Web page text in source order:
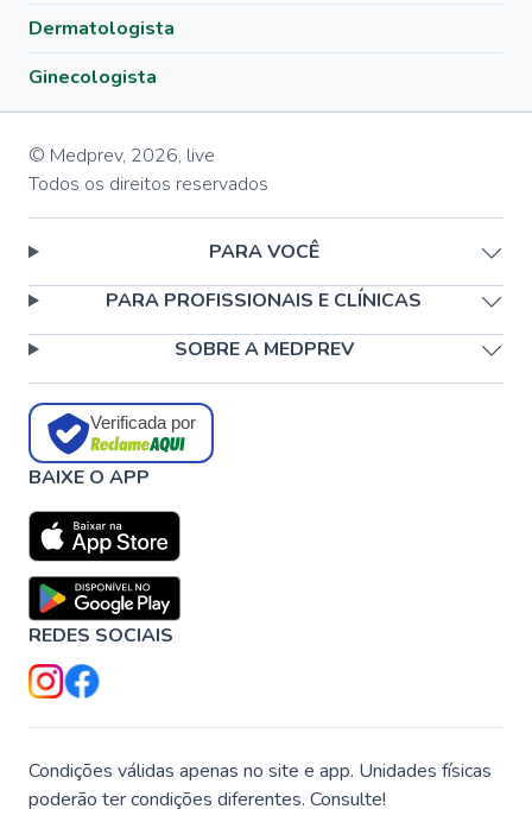
Dermatologista
Ginecologista
© Medprev, 2026, live
Todos os direitos reservados
PARA VOCÊ
PARA PROFISSIONAIS E CLÍNICAS
SOBRE A MEDPREV
Verificada por
BAIXE O APP
REDES SOCIAIS
Condições válidas apenas no site e app. Unidades físicas
poderão ter condições diferentes. Consulte!